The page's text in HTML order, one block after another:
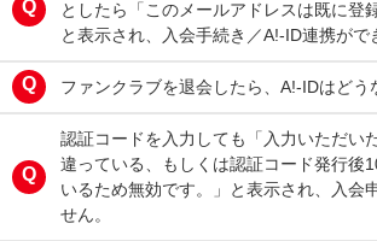
としたら「このメールアドレスは既に登
と表示され、入会手続き／A!-ID連携がで
ファンクラブを退会したら、A!-IDはどう
認証コードを入力しても「入力いただい
違っている、もしくは認証コード発行後
いるため無効です。」と表示され、入会
せん。